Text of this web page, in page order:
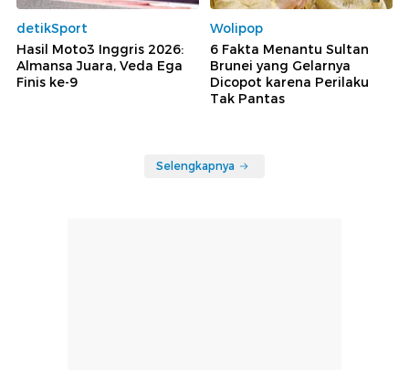
detikSport
Hasil Moto3 Inggris 2026:
Almansa Juara, Veda Ega
Finis ke-9
Wolipop
6 Fakta Menantu Sultan
Brunei yang Gelarnya
Dicopot karena Perilaku
Tak Pantas
Selengkapnya